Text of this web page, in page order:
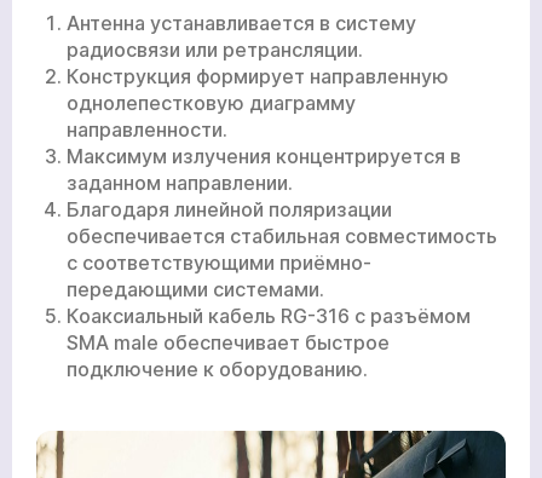
Антенна устанавливается в систему
радиосвязи или ретрансляции.
Конструкция формирует направленную
однолепестковую диаграмму
направленности.
Максимум излучения концентрируется в
заданном направлении.
Благодаря линейной поляризации
обеспечивается стабильная совместимость
с соответствующими приёмно-
передающими системами.
Коаксиальный кабель RG-316 с разъёмом
SMA male обеспечивает быстрое
подключение к оборудованию.